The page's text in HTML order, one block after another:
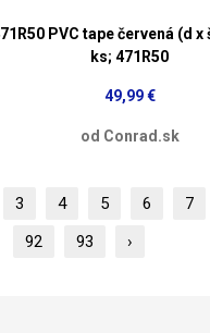
PVC tape červená (d x
ks; 471R50
49,99 €
od Conrad.sk
3 4 5 6 7
92 93 ›